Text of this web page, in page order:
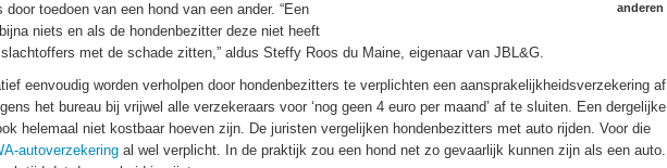
anderen
toedoen van een hond van een ander. “Een
niets en als de hondenbezitter deze niet heeft
met de schade zitten,” aldus Steffy Roos du Maine, eigenaar van JBL&G.
eenvoudig worden verholpen door hondenbezitters te verplichten een aansprakelijkheidsverzekering af
het bureau bij vrijwel alle verzekeraars voor ‘nog geen 4 euro per maand’ af te sluiten. Een dergelijke
helemaal niet kostbaar hoeven zijn. De juristen vergelijken hondenbezitters met auto rijden. Voor die
autoverzekering al wel verplicht. In de praktijk zou een hond net zo gevaarlijk kunnen zijn als een auto.